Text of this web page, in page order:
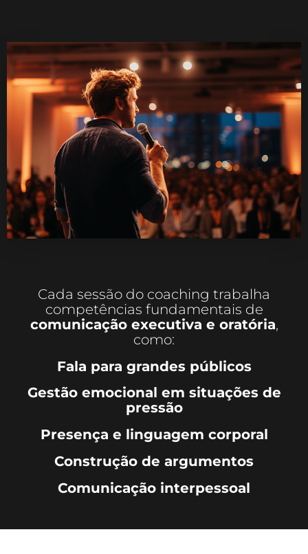
Cada sessão do coaching trabalha
competências fundamentais de
comunicação executiva e oratória,
como:
Fala para grandes públicos
Gestão emocional em situações de
pressão
Presença e linguagem corporal
Construção de argumentos
Comunicação interpessoal